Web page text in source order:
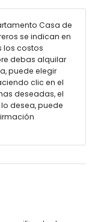
Murcia (a
Casa de
se indican en
los costos
debas alquilar
puede elegir
clic en el
deseadas, el
desea, puede